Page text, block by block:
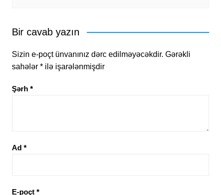
Bir cavab yazın
Sizin e-poçt ünvanınız dərc edilməyəcəkdir. Gərəkli
sahələr *ilə işarələnmişdir
Şərh *
Ad *
E-poçt *